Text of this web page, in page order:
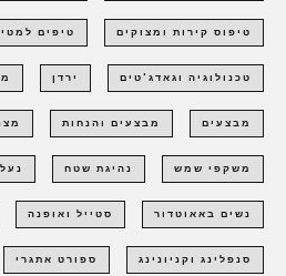
טיפוס קירות ומצוקים טיפים
טכנולוגיה וגאדג'טים ירדן
מבצעים מבצעים והנחות
משקפי שמש נהיגת שטח
נשים באאוטדור סטייל ואופנה
סנפלינג וקניונינג ספורט אתגרי